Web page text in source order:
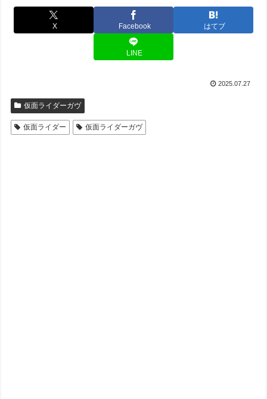
X Facebook はてブ
LINE
2025.07.27
仮面ライダーガヴ
仮面ライダー 仮面ライダーガヴ